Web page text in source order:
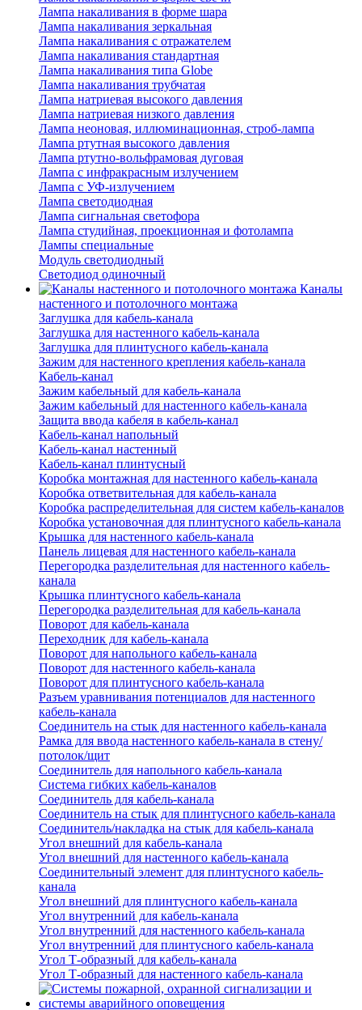
Лампа накаливания в форме шара
Лампа накаливания зеркальная
Лампа накаливания с отражателем
Лампа накаливания стандартная
Лампа накаливания типа Globe
Лампа накаливания трубчатая
Лампа натриевая высокого давления
Лампа натриевая низкого давления
Лампа неоновая, иллюминационная, строб-лампа
Лампа ртутная высокого давления
Лампа ртутно-вольфрамовая дуговая
Лампа с инфракрасным излучением
Лампа с УФ-излучением
Лампа светодиодная
Лампа сигнальная светофора
Лампа студийная, проекционная и фотолампа
Лампы специальные
Модуль светодиодный
Светодиод одиночный
Каналы
настенного и потолочного монтажа
Заглушка для кабель-канала
Заглушка для настенного кабель-канала
Заглушка для плинтусного кабель-канала
Зажим для настенного крепления кабель-канала
Кабель-канал
Зажим кабельный для кабель-канала
Зажим кабельный для настенного кабель-канала
Защита ввода кабеля в кабель-канал
Кабель-канал напольный
Кабель-канал настенный
Кабель-канал плинтусный
Коробка монтажная для настенного кабель-канала
Коробка ответвительная для кабель-канала
Коробка распределительная для систем кабель-каналов
Коробка установочная для плинтусного кабель-канала
Крышка для настенного кабель-канала
Панель лицевая для настенного кабель-канала
Перегородка разделительная для настенного кабель-
канала
Крышка плинтусного кабель-канала
Перегородка разделительная для кабель-канала
Поворот для кабель-канала
Переходник для кабель-канала
Поворот для напольного кабель-канала
Поворот для настенного кабель-канала
Поворот для плинтусного кабель-канала
Разъем уравнивания потенциалов для настенного
кабель-канала
Соединитель на стык для настенного кабель-канала
Рамка для ввода настенного кабель-канала в стену/
потолок/щит
Соединитель для напольного кабель-канала
Система гибких кабель-каналов
Соединитель для кабель-канала
Соединитель на стык для плинтусного кабель-канала
Соединитель/накладка на стык для кабель-канала
Угол внешний для кабель-канала
Угол внешний для настенного кабель-канала
Соединительный элемент для плинтусного кабель-
канала
Угол внешний для плинтусного кабель-канала
Угол внутренний для кабель-канала
Угол внутренний для настенного кабель-канала
Угол внутренний для плинтусного кабель-канала
Угол Т-образный для кабель-канала
Угол Т-образный для настенного кабель-канала